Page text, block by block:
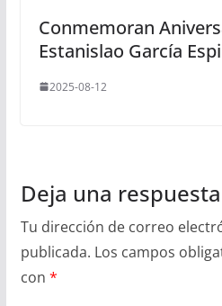
Conmemoran
Estanislao García
2025-08-12
Deja una respuesta
Tu dirección de correo
publicada. Los campos
con *